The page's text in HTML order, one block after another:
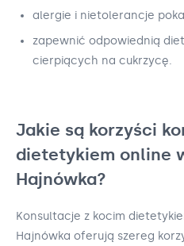
alergie i nietolerancje
zapewnić odpowiednią
cierpiących na cukrzycę.
Jakie są korzyści
dietetykiem online
Hajnówka?
Konsultacje z kocim
Hajnówka oferują szereg